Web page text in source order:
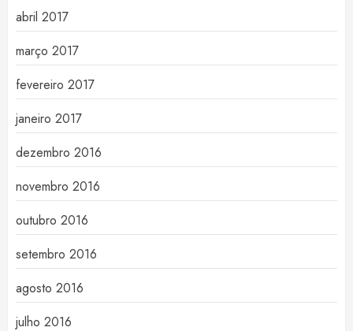
abril 2017
março 2017
fevereiro 2017
janeiro 2017
dezembro 2016
novembro 2016
outubro 2016
setembro 2016
agosto 2016
julho 2016